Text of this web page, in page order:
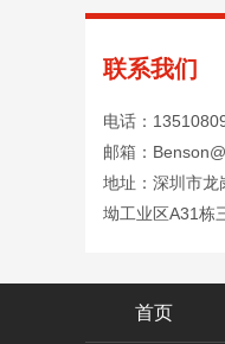
联系我们
电话：
邮箱：
地址：深圳市龙
坳工业区A31栋
首页